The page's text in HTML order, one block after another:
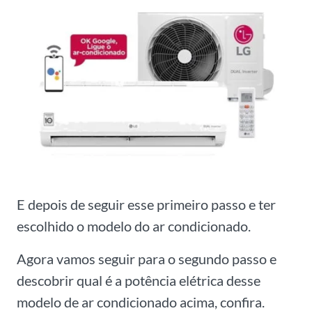
E depois de seguir esse primeiro passo e ter
escolhido o modelo do ar condicionado.
Agora vamos seguir para o segundo passo e
descobrir qual é a potência elétrica desse
modelo de ar condicionado acima, confira.